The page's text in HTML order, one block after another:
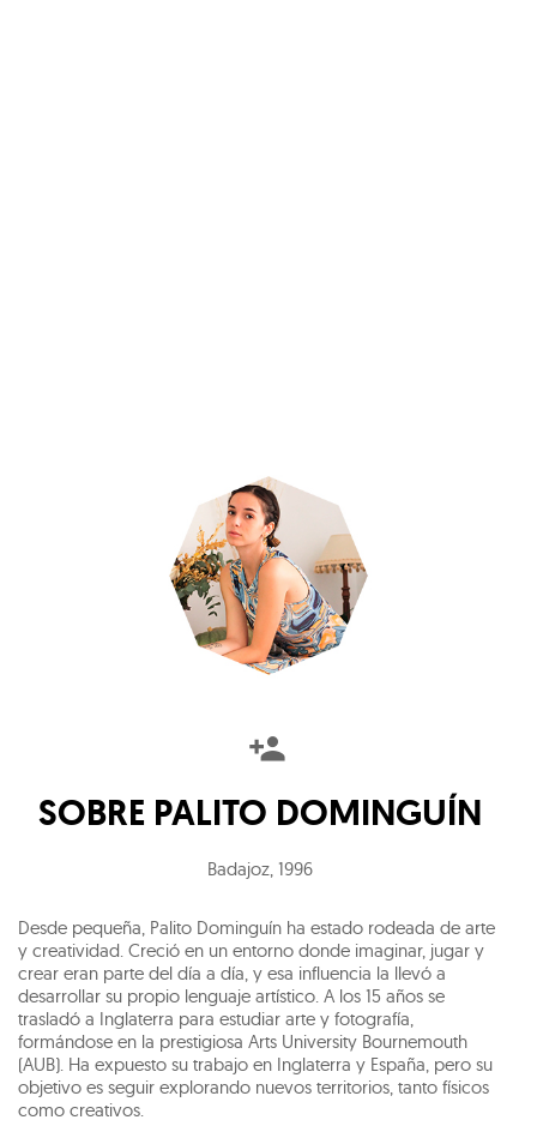
SOBRE PALITO DOMINGUÍN
Badajoz, 1996
Desde pequeña, Palito Dominguín ha estado rodeada de arte
y creatividad. Creció en un entorno donde imaginar, jugar y
crear eran parte del día a día, y esa influencia la llevó a
desarrollar su propio lenguaje artístico. A los 15 años se
trasladó a Inglaterra para estudiar arte y fotografía,
formándose en la prestigiosa Arts University Bournemouth
(AUB). Ha expuesto su trabajo en Inglaterra y España, pero su
objetivo es seguir explorando nuevos territorios, tanto físicos
como creativos.